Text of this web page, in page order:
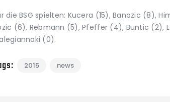
die BSG spielten: Kucera (15), Banozic (8),
(6), Rebmann (5), Pfeffer (4), Buntic (2),
(0).
2015 news